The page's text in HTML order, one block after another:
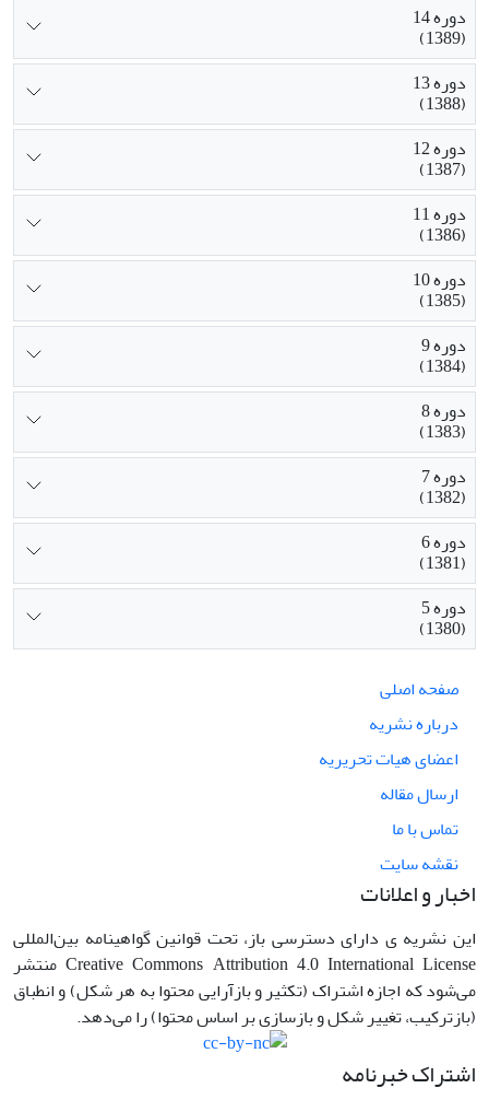
دوره 14
(1389)
دوره 13
(1388)
دوره 12
(1387)
دوره 11
(1386)
دوره 10
(1385)
دوره 9
(1384)
دوره 8
(1383)
دوره 7
(1382)
دوره 6
(1381)
دوره 5
(1380)
صفحه اصلی
درباره نشریه
اعضای هیات تحریریه
ارسال مقاله
تماس با ما
نقشه سایت
اخبار و اعلانات
این نشریه ی دارای دسترسی باز، تحت قوانین گواهینامه بین‌المللی
Creative Commons Attribution 4.0 International License منتشر
می‌شود که اجازه اشتراک (تکثیر و بازآرایی محتوا به هر شکل) و انطباق
(بازترکیب، تغییر شکل و بازسازی بر اساس محتوا) را می‌دهد.
اشتراک خبرنامه